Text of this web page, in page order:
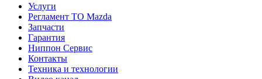
Услуги
Регламент ТО Mazda
Запчасти
Гарантия
Ниппон Сервис
Контакты
Техника и технологии